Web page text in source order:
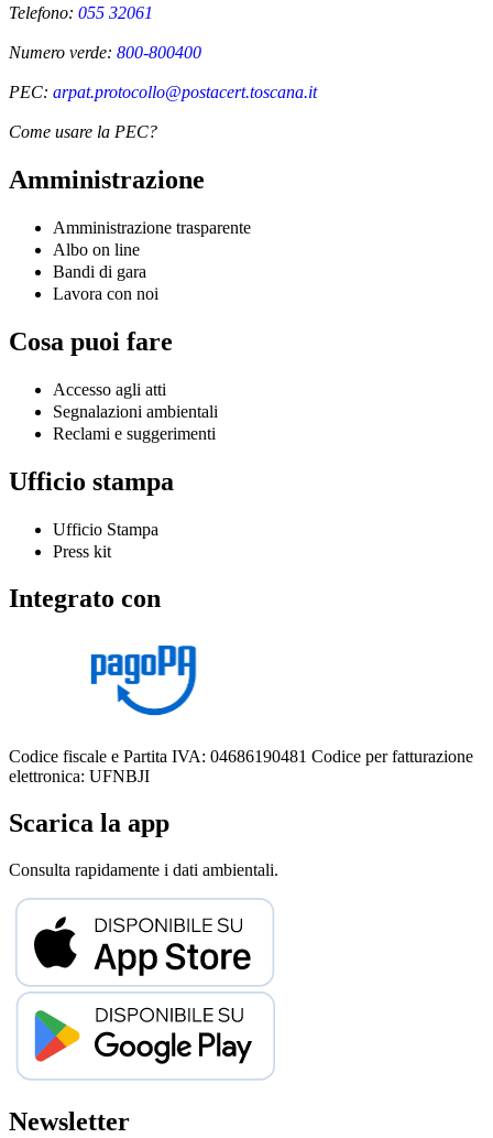
Telefono: 055 32061
Numero verde: 800-800400
PEC: arpat.protocollo@postacert.toscana.it
Come usare la PEC?
Amministrazione
Amministrazione trasparente
Albo on line
Bandi di gara
Lavora con noi
Cosa puoi fare
Accesso agli atti
Segnalazioni ambientali
Reclami e suggerimenti
Ufficio stampa
Ufficio Stampa
Press kit
Integrato con
Codice fiscale e Partita IVA: 04686190481 Codice per fatturazione
elettronica: UFNBJI
Scarica la app
Consulta rapidamente i dati ambientali.
Newsletter